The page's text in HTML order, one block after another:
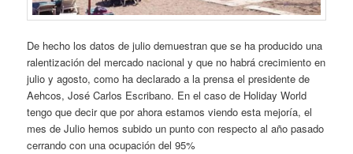
De hecho los datos de julio demuestran que se ha producido una
ralentización del mercado nacional y que no habrá crecimiento en
julio y agosto, como ha declarado a la prensa el presidente de
Aehcos, José Carlos Escribano. En el caso de Holiday World
tengo que decir que por ahora estamos viendo esta mejoría, el
mes de Julio hemos subido un punto con respecto al año pasado
cerrando con una ocupación del 95%